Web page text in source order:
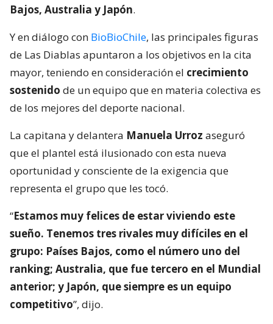
Bajos, Australia y Japón.
Y en diálogo con BioBioChile, las principales figuras
de Las Diablas apuntaron a los objetivos en la cita
mayor, teniendo en consideración el crecimiento
sostenido de un equipo que en materia colectiva es
de los mejores del deporte nacional.
La capitana y delantera Manuela Urroz aseguró
que el plantel está ilusionado con esta nueva
oportunidad y consciente de la exigencia que
representa el grupo que les tocó.
“Estamos muy felices de estar viviendo este
sueño. Tenemos tres rivales muy difíciles en el
grupo: Países Bajos, como el número uno del
ranking; Australia, que fue tercero en el Mundial
anterior; y Japón, que siempre es un equipo
competitivo”, dijo.